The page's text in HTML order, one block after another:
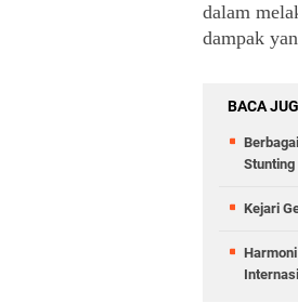
dalam
dampak
BACA
Stunting
Kejari